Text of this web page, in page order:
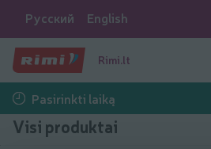
Русский English
Rimi.lt
Pasirinkti laiką
Visi produktai